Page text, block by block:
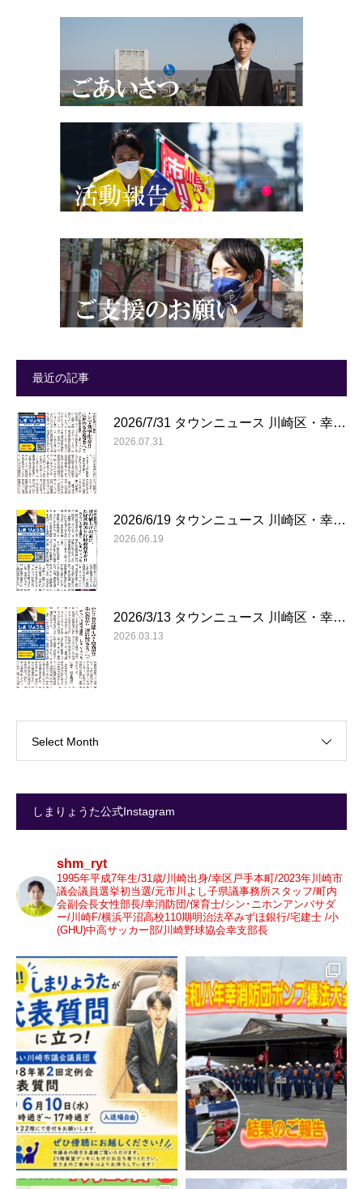
最近の記事
2026/7/31 タウンニュース 川崎区・幸…
2026.07.31
2026/6/19 タウンニュース 川崎区・幸…
2026.06.19
2026/3/13 タウンニュース 川崎区・幸…
2026.03.13
Select Month
しまりょうた公式Instagram
shm_ryt
1995年平成7年生/31歳/川崎出身/幸区戸手本町/2023年川崎市
議会議員選挙初当選/元市川よし子県議事務所スタッフ/町内
会副会長女性部長/幸消防団/保育士/シン･ニホンアンバサダ
ー/川崎F/横浜平沼高校110期明治法卒みずほ銀行/宅建士 /小
(GHU)中高サッカー部/川崎野球協会幸支部長